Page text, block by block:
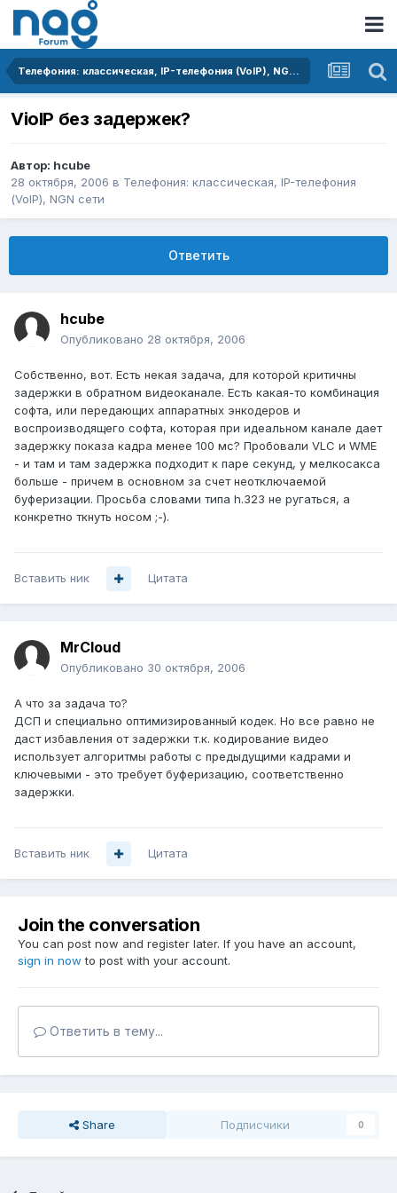
Телефония: классическая, IP-телефония (VoIP), NGN сети
VioIP без задержек?
Автор: hcube
28 октября, 2006 в Телефония: классическая, IP-телефония
(VoIP), NGN сети
Ответить
hcube
Опубликовано 28 октября, 2006
Собственно, вот. Есть некая задача, для которой критичны
задержки в обратном видеоканале. Есть какая-то комбинация
софта, или передающих аппаратных энкодеров и
воспроизводящего софта, которая при идеальном канале дает
задержку показа кадра менее 100 мс? Пробовали VLC и WME
- и там и там задержка подходит к паре секунд, у мелкосакса
больше - причем в основном за счет неотключаемой
буферизации. Просьба словами типа h.323 не ругаться, а
конкретно ткнуть носом ;-).
Вставить ник Цитата
MrCloud
Опубликовано 30 октября, 2006
А что за задача то?
ДСП и специально оптимизированный кодек. Но все равно не
даст избавления от задержки т.к. кодирование видео
использует алгоритмы работы с предыдущими кадрами и
ключевыми - это требует буферизацию, соответственно
задержки.
Вставить ник Цитата
Join the conversation
You can post now and register later. If you have an account,
sign in now to post with your account.
Ответить в тему...
Share Подписчики 0